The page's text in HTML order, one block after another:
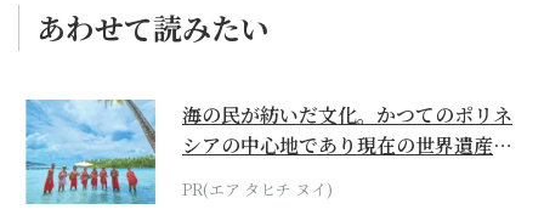
あわせて読みたい
海の民が紡いだ文化。かつてのポリネ
シアの中心地であり現在の世界遺産か
らみえてくる...
PR(エア タヒチ ヌイ)